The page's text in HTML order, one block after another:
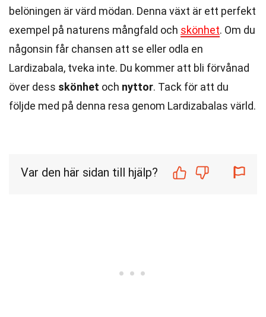
belöningen är värd mödan. Denna växt är ett perfekt
exempel på naturens mångfald och skönhet. Om du
någonsin får chansen att se eller odla en
Lardizabala, tveka inte. Du kommer att bli förvånad
över dess skönhet och nyttor. Tack för att du
följde med på denna resa genom Lardizabalas värld.
Var den här sidan till hjälp?